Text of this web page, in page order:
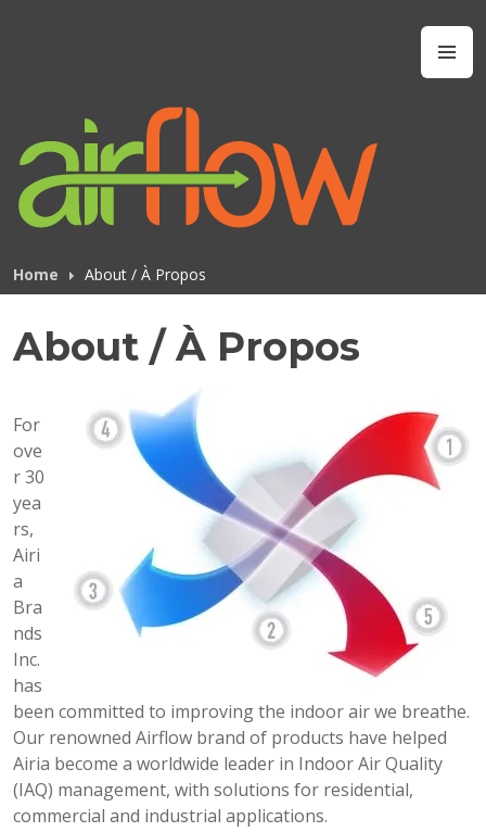
Home About / À Propos
About / À Propos
For
ove
r 30
yea
rs,
Airi
a
Bra
nds
Inc.
has
been committed to improving the indoor air we breathe.
Our renowned Airflow brand of products have helped
Airia become a worldwide leader in Indoor Air Quality
(IAQ) management, with solutions for residential,
commercial and industrial applications.